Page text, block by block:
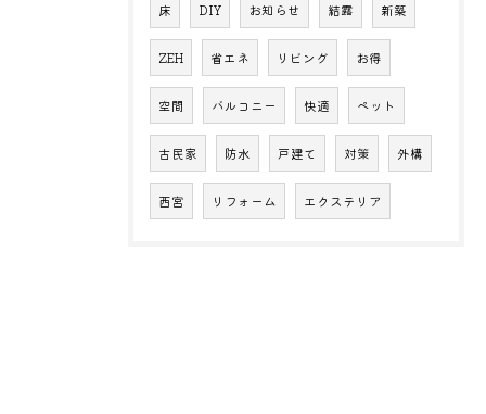
床 DIY お知らせ 結露 新築
ZEH 省エネ リビング お得
空間 バルコニー 快適 ペット
古民家 防水 戸建て 対策 外構
西宮 リフォーム エクステリア